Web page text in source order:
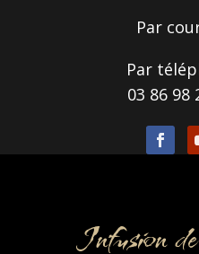
Par
Par
03 86 98
Infusion